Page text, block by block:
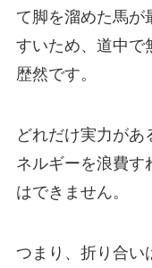
て脚を溜めた馬が
すいため、道中で
歴然です。
どれだけ実力が
ネルギーを浪費す
はできません。
つまり、折り合い